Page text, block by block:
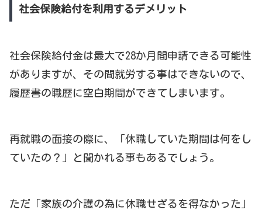
社会保険給付を利用するデメリット
社会保険給付金は最大で28か月間申請できる可能性
がありますが、その間就労する事はできないので、
履歴書の職歴に空白期間ができてしまいます。
再就職の面接の際に、「休職していた期間は何をし
ていたの？」と聞かれる事もあるでしょう。
ただ「家族の介護の為に休職せざるを得なかった」